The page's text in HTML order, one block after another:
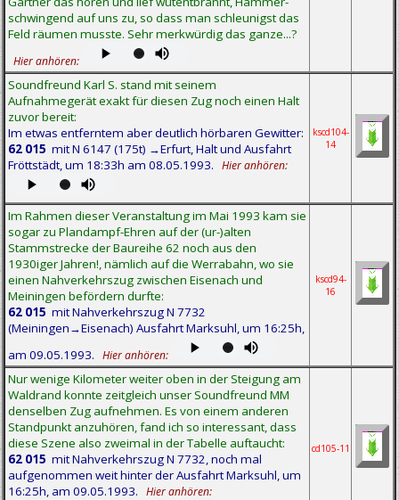
schwingend auf uns zu, so dass man schleunigst das
Feld räumen musste. Sehr merkwürdig das ganze...?
Hier anhören:
Soundfreund Karl S. stand mit seinem
Aufnahmegerät exakt für diesen Zug noch einen Halt
zuvor bereit:
Im etwas entferntem aber deutlich hörbaren Gewitter:
62 015 mit N 6147 (175t) →Erfurt, Halt und Ausfahrt
Fröttstädt, um 18:33h am 08.05.1993.
Hier anhören:
kscd104-
14
Im Rahmen dieser Veranstaltung im Mai 1993 kam sie
sogar zu Plandampf-Ehren auf der (ur-)alten
Stammstrecke der Baureihe 62 noch aus den
1930iger Jahren!, nämlich auf die Werrabahn, wo sie
einen Nahverkehrszug zwischen Eisenach und
Meiningen befördern durfte:
62 015 mit Nahverkehrszug N 7732
(Meiningen→Eisenach) Ausfahrt Marksuhl, um 16:25h,
am 09.05.1993.
Hier anhören:
kscd94-
16
Nur wenige Kilometer weiter oben in der Steigung am
Waldrand konnte zeitgleich unser Soundfreund MM
denselben Zug aufnehmen. Es von einem anderen
Standpunkt anzuhören, fand ich so interessant, dass
diese Szene also zweimal in der Tabelle auftaucht:
62 015 mit Nahverkehrszug N 7732, noch mal
aufgenommen weit hinter der Ausfahrt Marksuhl, um
16:25h, am 09.05.1993.
Hier anhören:
cd105-11